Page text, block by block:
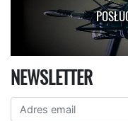
NEWSLETTER